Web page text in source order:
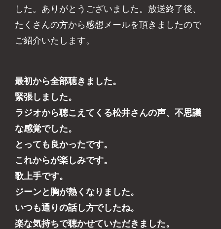
した。ありがとうございました。放送終了後、
たくさんの方から感想メールを頂きましたので
ご紹介いたします。
最初から全部聴きました。
緊張しました。
ラジオから聴こえてくる松井さんの声、不思議
な感覚でした。
とっても良かったです。
これからが楽しみです。
歌上手です。
ジーンと胸が熱くなりました。
いつも通りの話し方でしたね。
楽な気持ちで聴かせていただきました。